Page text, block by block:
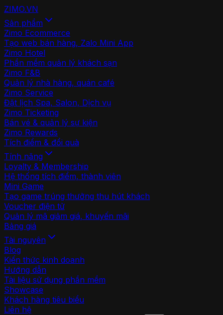
ZIMO.VN
Sản phẩm
Zimo Ecommerce
Tạo web bán hàng, Zalo Mini App
Zimo Hotel
Phần mềm quản lý khách sạn
Zimo F&B
Quản lý nhà hàng, quán café
Zimo Service
Đặt lịch Spa, Salon, Dịch vụ
Zimo Ticketing
Bán vé & quản lý sự kiện
Zimo Rewards
Tích điểm & đổi quà
Tính năng
Loyalty & Membership
Hệ thống tích điểm, thành viên
Mini Game
Tạo game trúng thưởng thu hút khách
Voucher điện tử
Quản lý mã giảm giá, khuyến mãi
Bảng giá
Tài nguyên
Blog
Kiến thức kinh doanh
Hướng dẫn
Tài liệu sử dụng phần mềm
Showcase
Khách hàng tiêu biểu
Liên hệ